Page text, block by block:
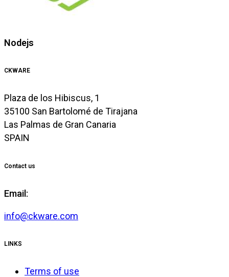
Nodejs
CKWARE
Plaza de los Hibiscus, 1
35100 San Bartolomé de Tirajana
Las Palmas de Gran Canaria
SPAIN
Contact us
Email:
info@ckware.com
LINKS
Terms of use